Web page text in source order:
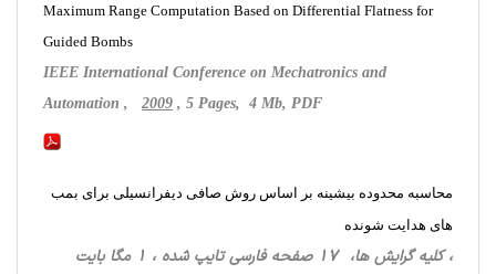
Maximum Range Computation Based on Differential Flatness for
Guided Bombs
IEEE International Conference on Mechatronics and
Automation , 2009 , 5 Pages, 4 Mb, PDF
محاسبه محدوده بیشینه بر اساس روش صافی دیفرانسیلی برای بمب
های هدایت شونده
، کلیه گرایش ها، 17 صفحه فارسی تایپ شده ، 1 مگا بایت